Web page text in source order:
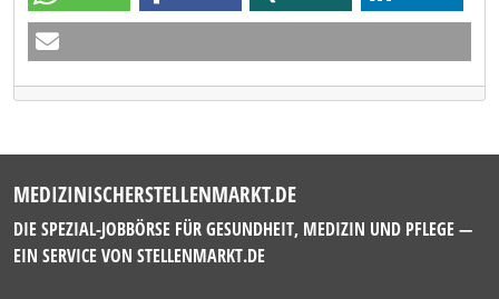
MEDIZINISCHERSTELLENMARKT.DE
DIE SPEZIAL-JOBBÖRSE FÜR GESUNDHEIT, MEDIZIN UND PFLEGE —
EIN SERVICE VON STELLENMARKT.DE